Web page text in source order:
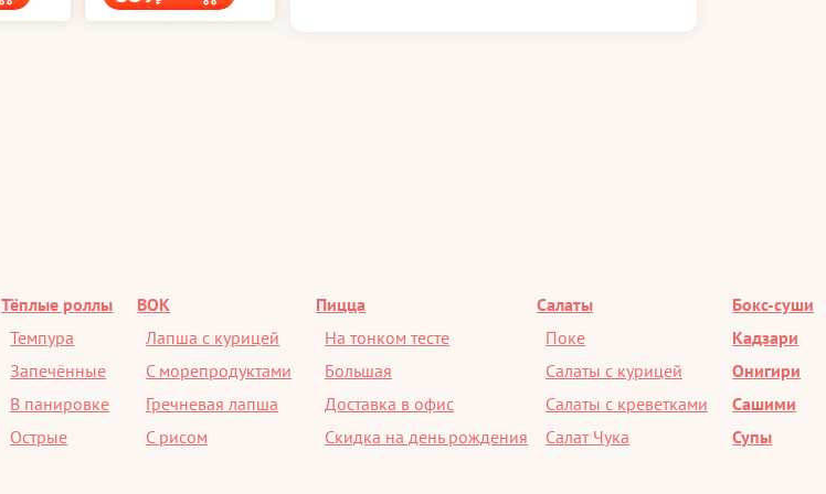
Тёплые роллы ВОК Пицца Салаты
Бокс-суши
Темпура Лапша с курицей На тонком тесте Поке
Кадзари
Запечённые С морепродуктами Большая Салаты с курицей
Онигири
В панировке Гречневая лапша Доставка в офис Салаты с креветками
Сашими
Острые С рисом Скидка на день рождения Салат Чука Супы